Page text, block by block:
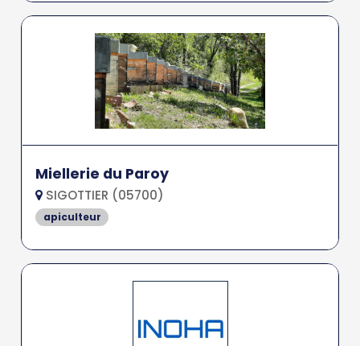
Miellerie du Paroy
SIGOTTIER (05700)
apiculteur